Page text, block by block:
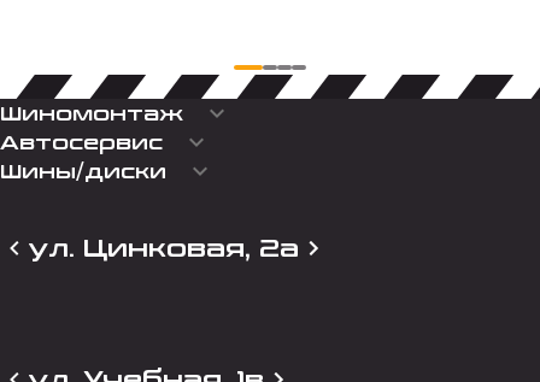
Шиномонтаж keyboard_arrow_down
Автосервис keyboard_arrow_down
Шины/диски keyboard_arrow_down
ул. Цинковая, 2а